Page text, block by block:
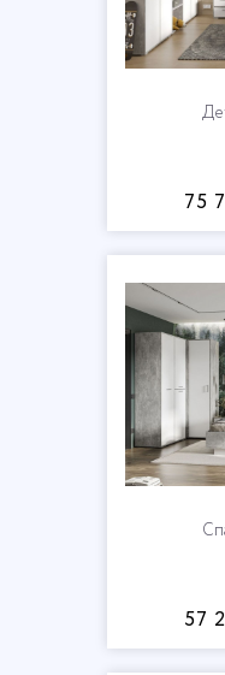
75
57